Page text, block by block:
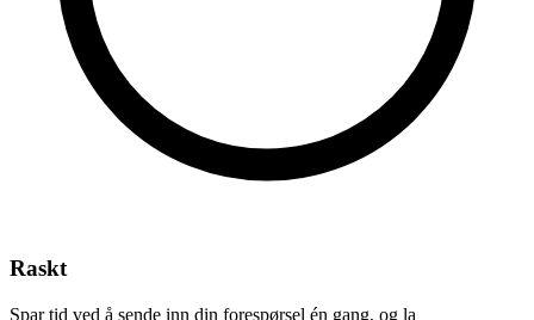
Raskt
Spar tid ved å sende inn din forespørsel én gang, og la